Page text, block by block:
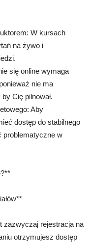
W kursach
na żywo i
się online wymaga
nie ma
Cię pilnował.
Aby
dostęp do stabilnego
problematyczne w
zazwyczaj rejestracja na
otrzymujesz dostęp